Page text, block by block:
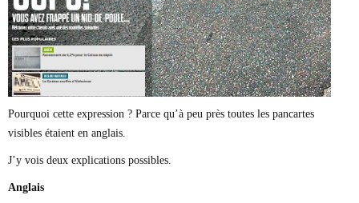
Sophie Durocher
Thomas Mulcair
Véronyque Tremblay
Pourquoi cette expression ? Parce qu’à peu près toutes les pancartes
visibles étaient en anglais.
J’y vois deux explications possibles.
Anglais